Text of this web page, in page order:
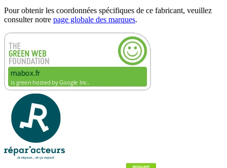
Pour obtenir les coordonnées spécifiques de ce fabricant, veuillez
consulter notre page globale des marques.